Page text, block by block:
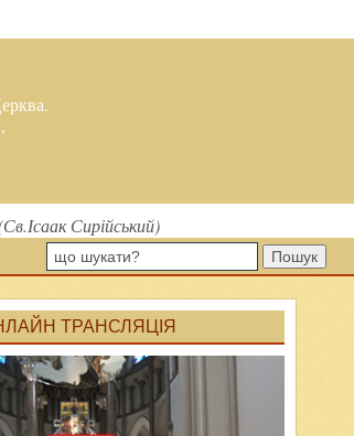
Сирійський)
Пошук
ТРАНСЛЯЦІЯ